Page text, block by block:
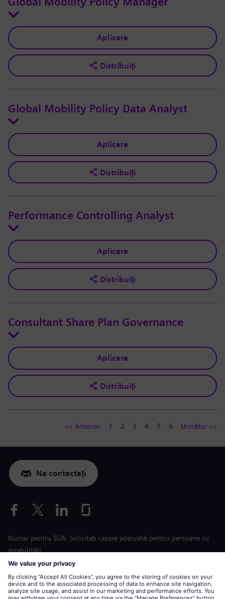
Aplicare
Distribuiți
Global Mobility Policy Data Analyst
Aplicare
Distribuiți
Performance Controlling Analyst
Aplicare
Distribuiți
Consultant Share Plan Governance
Aplicare
Distribuiți
<< Anterior 1 2 3 4 5 6 Următor >>
Ne contactați
Numai pentru SUA: Solicitați cazare adecvată pentru persoane cu
dizabilități
Aplicare condiții de muncă
siemens-energy.comSite global